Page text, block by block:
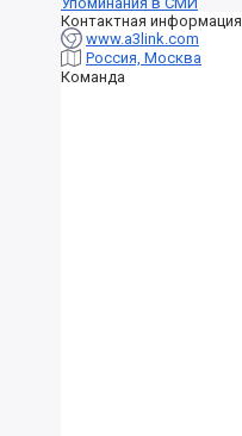
Контактная информация
www.a3link.com
Россия, Москва
Команда